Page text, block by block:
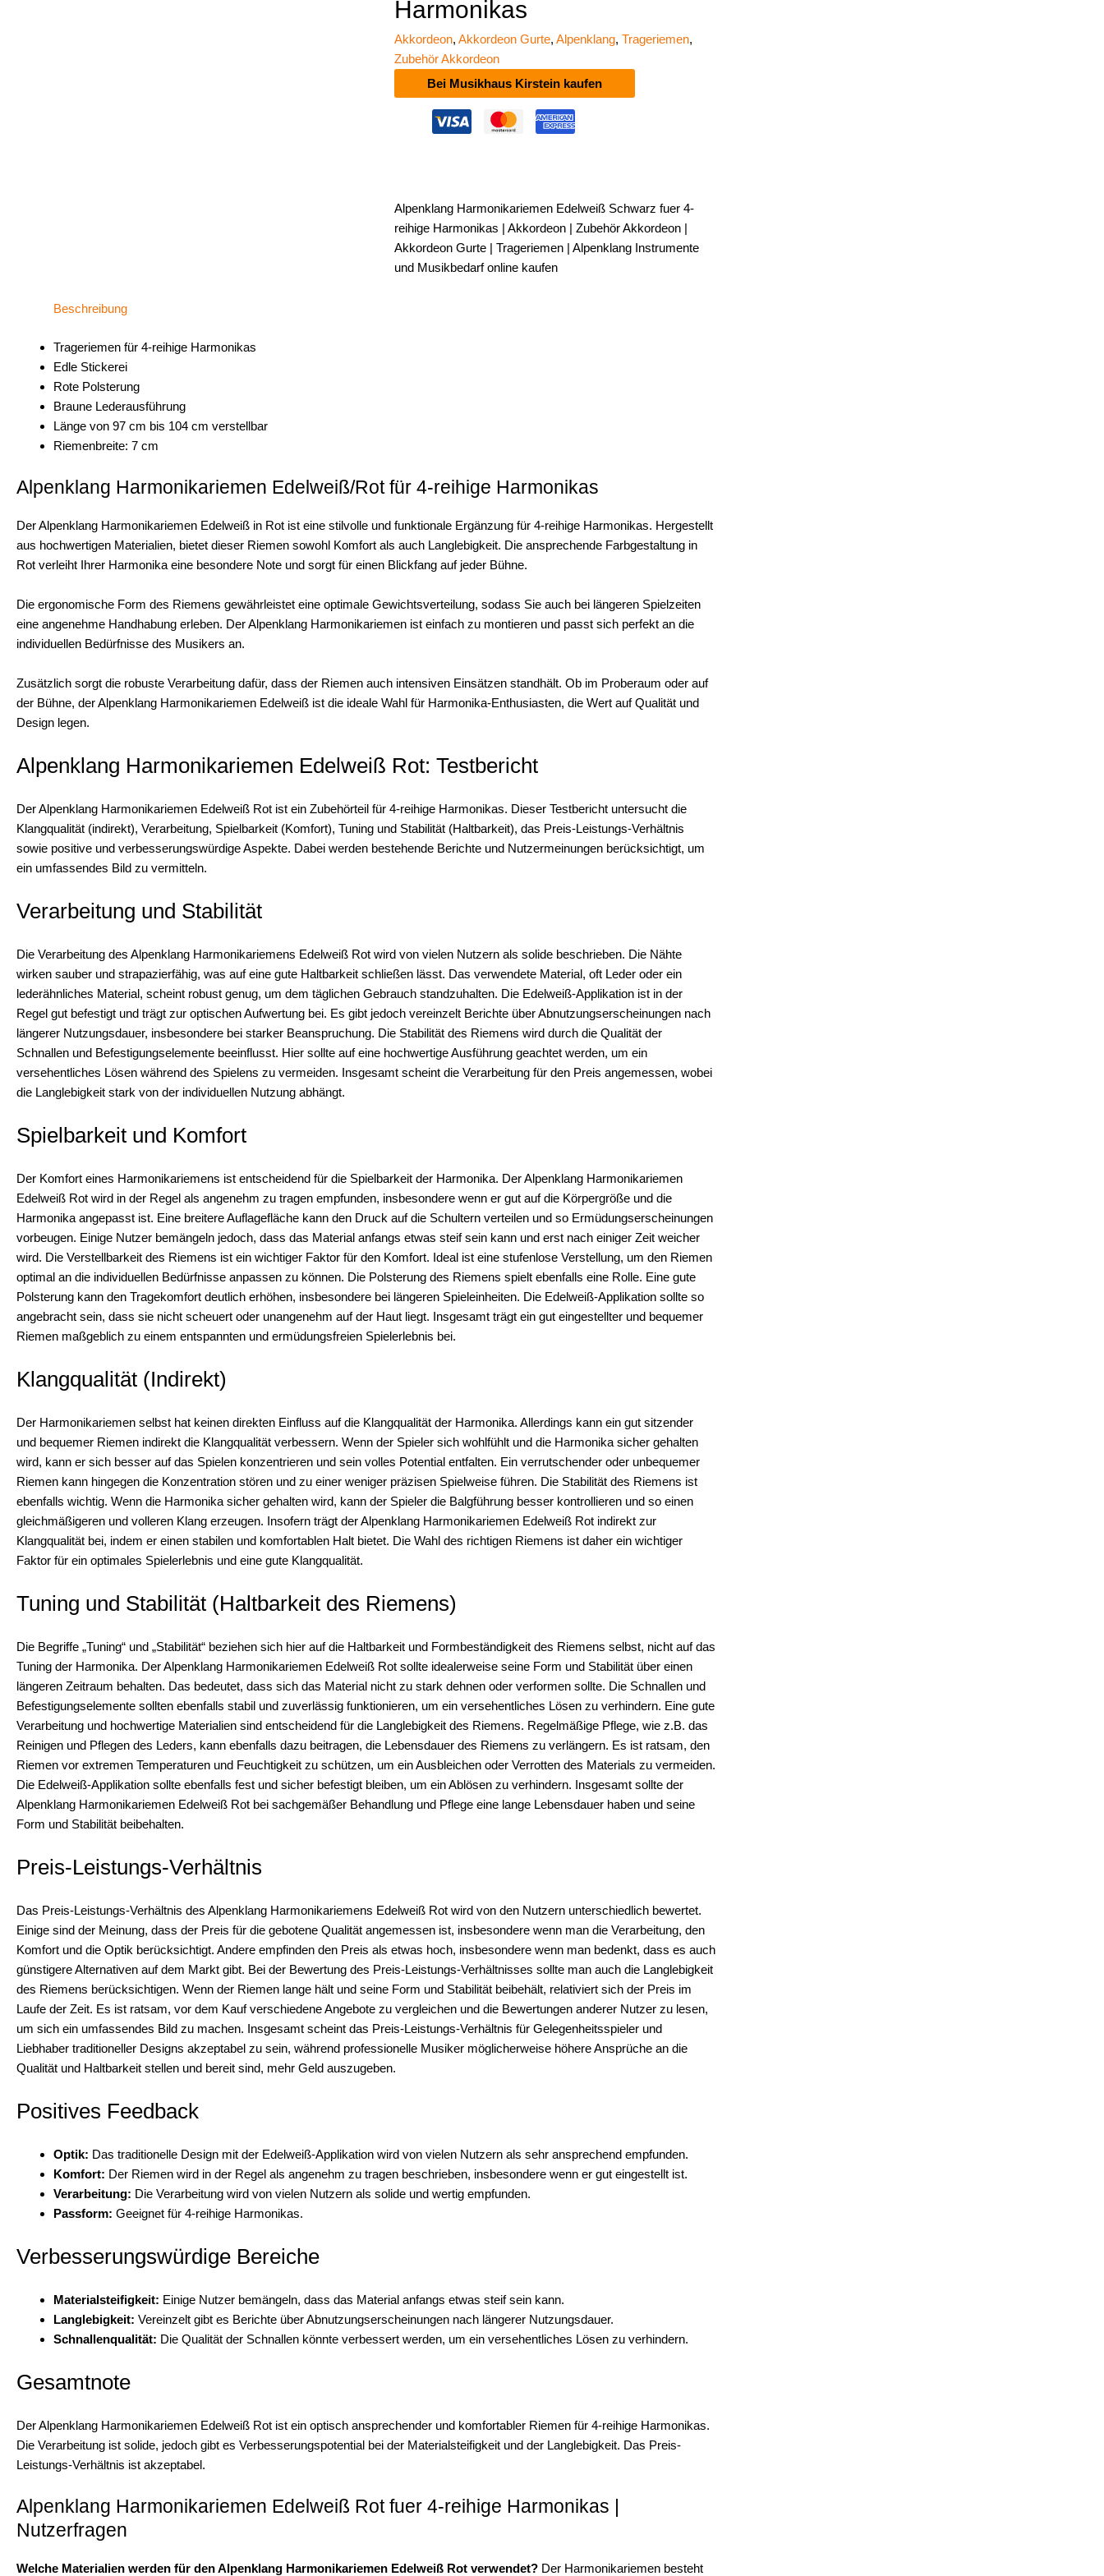
Harmonikas
Akkordeon, Akkordeon Gurte, Alpenklang, Trageriemen,
Zubehör Akkordeon
Bei Musikhaus Kirstein kaufen
Alpenklang Harmonikariemen Edelweiß Schwarz fuer 4-
reihige Harmonikas | Akkordeon | Zubehör Akkordeon |
Akkordeon Gurte | Trageriemen | Alpenklang Instrumente
und Musikbedarf online kaufen
Beschreibung
Trageriemen für 4-reihige Harmonikas
Edle Stickerei
Rote Polsterung
Braune Lederausführung
Länge von 97 cm bis 104 cm verstellbar
Riemenbreite: 7 cm
Alpenklang Harmonikariemen Edelweiß/Rot für 4-reihige Harmonikas
Der Alpenklang Harmonikariemen Edelweiß in Rot ist eine stilvolle und funktionale Ergänzung für 4-reihige Harmonikas. Hergestellt
aus hochwertigen Materialien, bietet dieser Riemen sowohl Komfort als auch Langlebigkeit. Die ansprechende Farbgestaltung in
Rot verleiht Ihrer Harmonika eine besondere Note und sorgt für einen Blickfang auf jeder Bühne.
Die ergonomische Form des Riemens gewährleistet eine optimale Gewichtsverteilung, sodass Sie auch bei längeren Spielzeiten
eine angenehme Handhabung erleben. Der Alpenklang Harmonikariemen ist einfach zu montieren und passt sich perfekt an die
individuellen Bedürfnisse des Musikers an.
Zusätzlich sorgt die robuste Verarbeitung dafür, dass der Riemen auch intensiven Einsätzen standhält. Ob im Proberaum oder auf
der Bühne, der Alpenklang Harmonikariemen Edelweiß ist die ideale Wahl für Harmonika-Enthusiasten, die Wert auf Qualität und
Design legen.
Alpenklang Harmonikariemen Edelweiß Rot: Testbericht
Der Alpenklang Harmonikariemen Edelweiß Rot ist ein Zubehörteil für 4-reihige Harmonikas. Dieser Testbericht untersucht die
Klangqualität (indirekt), Verarbeitung, Spielbarkeit (Komfort), Tuning und Stabilität (Haltbarkeit), das Preis-Leistungs-Verhältnis
sowie positive und verbesserungswürdige Aspekte. Dabei werden bestehende Berichte und Nutzermeinungen berücksichtigt, um
ein umfassendes Bild zu vermitteln.
Verarbeitung und Stabilität
Die Verarbeitung des Alpenklang Harmonikariemens Edelweiß Rot wird von vielen Nutzern als solide beschrieben. Die Nähte
wirken sauber und strapazierfähig, was auf eine gute Haltbarkeit schließen lässt. Das verwendete Material, oft Leder oder ein
lederähnliches Material, scheint robust genug, um dem täglichen Gebrauch standzuhalten. Die Edelweiß-Applikation ist in der
Regel gut befestigt und trägt zur optischen Aufwertung bei. Es gibt jedoch vereinzelt Berichte über Abnutzungserscheinungen nach
längerer Nutzungsdauer, insbesondere bei starker Beanspruchung. Die Stabilität des Riemens wird durch die Qualität der
Schnallen und Befestigungselemente beeinflusst. Hier sollte auf eine hochwertige Ausführung geachtet werden, um ein
versehentliches Lösen während des Spielens zu vermeiden. Insgesamt scheint die Verarbeitung für den Preis angemessen, wobei
die Langlebigkeit stark von der individuellen Nutzung abhängt.
Spielbarkeit und Komfort
Der Komfort eines Harmonikariemens ist entscheidend für die Spielbarkeit der Harmonika. Der Alpenklang Harmonikariemen
Edelweiß Rot wird in der Regel als angenehm zu tragen empfunden, insbesondere wenn er gut auf die Körpergröße und die
Harmonika angepasst ist. Eine breitere Auflagefläche kann den Druck auf die Schultern verteilen und so Ermüdungserscheinungen
vorbeugen. Einige Nutzer bemängeln jedoch, dass das Material anfangs etwas steif sein kann und erst nach einiger Zeit weicher
wird. Die Verstellbarkeit des Riemens ist ein wichtiger Faktor für den Komfort. Ideal ist eine stufenlose Verstellung, um den Riemen
optimal an die individuellen Bedürfnisse anpassen zu können. Die Polsterung des Riemens spielt ebenfalls eine Rolle. Eine gute
Polsterung kann den Tragekomfort deutlich erhöhen, insbesondere bei längeren Spieleinheiten. Die Edelweiß-Applikation sollte so
angebracht sein, dass sie nicht scheuert oder unangenehm auf der Haut liegt. Insgesamt trägt ein gut eingestellter und bequemer
Riemen maßgeblich zu einem entspannten und ermüdungsfreien Spielerlebnis bei.
Klangqualität (Indirekt)
Der Harmonikariemen selbst hat keinen direkten Einfluss auf die Klangqualität der Harmonika. Allerdings kann ein gut sitzender
und bequemer Riemen indirekt die Klangqualität verbessern. Wenn der Spieler sich wohlfühlt und die Harmonika sicher gehalten
wird, kann er sich besser auf das Spielen konzentrieren und sein volles Potential entfalten. Ein verrutschender oder unbequemer
Riemen kann hingegen die Konzentration stören und zu einer weniger präzisen Spielweise führen. Die Stabilität des Riemens ist
ebenfalls wichtig. Wenn die Harmonika sicher gehalten wird, kann der Spieler die Balgführung besser kontrollieren und so einen
gleichmäßigeren und volleren Klang erzeugen. Insofern trägt der Alpenklang Harmonikariemen Edelweiß Rot indirekt zur
Klangqualität bei, indem er einen stabilen und komfortablen Halt bietet. Die Wahl des richtigen Riemens ist daher ein wichtiger
Faktor für ein optimales Spielerlebnis und eine gute Klangqualität.
Tuning und Stabilität (Haltbarkeit des Riemens)
Die Begriffe „Tuning“ und „Stabilität“ beziehen sich hier auf die Haltbarkeit und Formbeständigkeit des Riemens selbst, nicht auf das
Tuning der Harmonika. Der Alpenklang Harmonikariemen Edelweiß Rot sollte idealerweise seine Form und Stabilität über einen
längeren Zeitraum behalten. Das bedeutet, dass sich das Material nicht zu stark dehnen oder verformen sollte. Die Schnallen und
Befestigungselemente sollten ebenfalls stabil und zuverlässig funktionieren, um ein versehentliches Lösen zu verhindern. Eine gute
Verarbeitung und hochwertige Materialien sind entscheidend für die Langlebigkeit des Riemens. Regelmäßige Pflege, wie z.B. das
Reinigen und Pflegen des Leders, kann ebenfalls dazu beitragen, die Lebensdauer des Riemens zu verlängern. Es ist ratsam, den
Riemen vor extremen Temperaturen und Feuchtigkeit zu schützen, um ein Ausbleichen oder Verrotten des Materials zu vermeiden.
Die Edelweiß-Applikation sollte ebenfalls fest und sicher befestigt bleiben, um ein Ablösen zu verhindern. Insgesamt sollte der
Alpenklang Harmonikariemen Edelweiß Rot bei sachgemäßer Behandlung und Pflege eine lange Lebensdauer haben und seine
Form und Stabilität beibehalten.
Preis-Leistungs-Verhältnis
Das Preis-Leistungs-Verhältnis des Alpenklang Harmonikariemens Edelweiß Rot wird von den Nutzern unterschiedlich bewertet.
Einige sind der Meinung, dass der Preis für die gebotene Qualität angemessen ist, insbesondere wenn man die Verarbeitung, den
Komfort und die Optik berücksichtigt. Andere empfinden den Preis als etwas hoch, insbesondere wenn man bedenkt, dass es auch
günstigere Alternativen auf dem Markt gibt. Bei der Bewertung des Preis-Leistungs-Verhältnisses sollte man auch die Langlebigkeit
des Riemens berücksichtigen. Wenn der Riemen lange hält und seine Form und Stabilität beibehält, relativiert sich der Preis im
Laufe der Zeit. Es ist ratsam, vor dem Kauf verschiedene Angebote zu vergleichen und die Bewertungen anderer Nutzer zu lesen,
um sich ein umfassendes Bild zu machen. Insgesamt scheint das Preis-Leistungs-Verhältnis für Gelegenheitsspieler und
Liebhaber traditioneller Designs akzeptabel zu sein, während professionelle Musiker möglicherweise höhere Ansprüche an die
Qualität und Haltbarkeit stellen und bereit sind, mehr Geld auszugeben.
Positives Feedback
Optik: Das traditionelle Design mit der Edelweiß-Applikation wird von vielen Nutzern als sehr ansprechend empfunden.
Komfort: Der Riemen wird in der Regel als angenehm zu tragen beschrieben, insbesondere wenn er gut eingestellt ist.
Verarbeitung: Die Verarbeitung wird von vielen Nutzern als solide und wertig empfunden.
Passform: Geeignet für 4-reihige Harmonikas.
Verbesserungswürdige Bereiche
Materialsteifigkeit: Einige Nutzer bemängeln, dass das Material anfangs etwas steif sein kann.
Langlebigkeit: Vereinzelt gibt es Berichte über Abnutzungserscheinungen nach längerer Nutzungsdauer.
Schnallenqualität: Die Qualität der Schnallen könnte verbessert werden, um ein versehentliches Lösen zu verhindern.
Gesamtnote
Der Alpenklang Harmonikariemen Edelweiß Rot ist ein optisch ansprechender und komfortabler Riemen für 4-reihige Harmonikas.
Die Verarbeitung ist solide, jedoch gibt es Verbesserungspotential bei der Materialsteifigkeit und der Langlebigkeit. Das Preis-
Leistungs-Verhältnis ist akzeptabel.
Alpenklang Harmonikariemen Edelweiß Rot fuer 4-reihige Harmonikas |
Nutzerfragen
Welche Materialien werden für den Alpenklang Harmonikariemen Edelweiß Rot verwendet? Der Harmonikariemen besteht